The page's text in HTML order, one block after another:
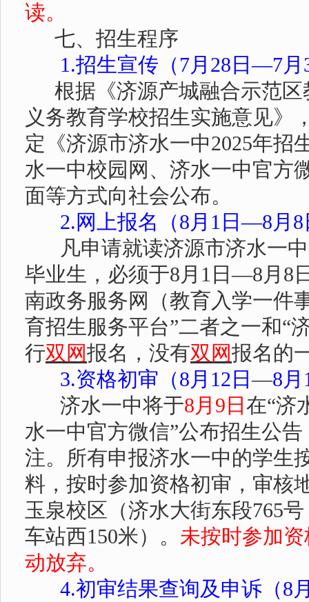
读。
七、招生程序
1.招生宣传（7月 28 日—7月
根据《济源产城融合示范
义务教育学校招生实施意见》
定《济源市济水一中2025年招
水一中校园网、济水一中官方
面等方式向社会公布。
2. 网上报名（8月 1 日—8月 8
凡申请就读济源市济水一
毕业生，必须于8月 1 日—8月 8
南政务服务网（教育入学一件
育招生服务平台”二者之一和“
行双网报名，没有双网报名的
3.资格初审（8月 12 日—8月
济水一中将于8月 9 日 在“济
水一中官方微信”公布招生公
注。所有申报济水一中的学生
料，按时参加资格初审，审核
玉泉校区（济水大街东段765号
车站西150米）。 未按时参加
动放弃。
4.初审结果查询及申诉（8